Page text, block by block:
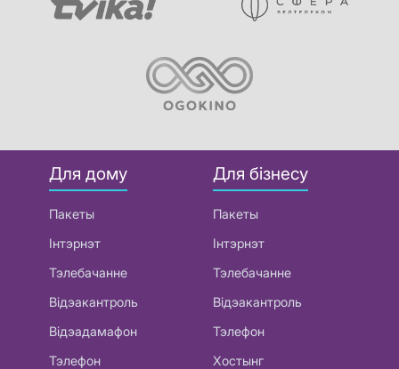
Для дому
Пакеты
Інтэрнэт
Тэлебачанне
Відэакантроль
Відэадамафон
Тэлефон
Для бізнесу
Пакеты
Інтэрнэт
Тэлебачанне
Відэакантроль
Тэлефон
Хостынг